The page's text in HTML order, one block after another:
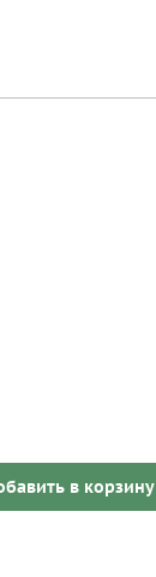
в корзину